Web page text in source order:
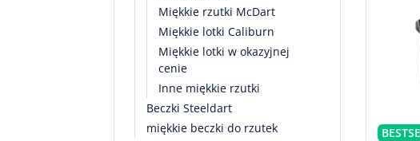
Miękkie rzutki McDart
Miękkie lotki Caliburn
Miękkie lotki w okazyjnej
cenie
Inne miękkie rzutki
Beczki Steeldart
miękkie beczki do rzutek